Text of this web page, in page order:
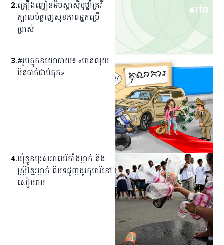
2.គ្រឿង​ញៀន​អ៊ិចស្តាស៊ី​ឬ​ថ្នាំ​គ្រវី​
ក្បាល​បំផ្លាញ​សុខភាព​អ្នក​ប្រើ
ប្រាស់
3.#រូបត្លុកនយោបាយ៖ «មានលុយ
មិនបាច់ជាប់គុក»
4.ឃុំ​ខ្លួន​បុរស​អាមេរិកាំង​ម្នាក់ និង​
ស្ត្រី​ខ្មែរ​ម្នាក់ ពី​បទ​ជួញ​ដូរ​កុមារី​នៅ​
សៀមរាប